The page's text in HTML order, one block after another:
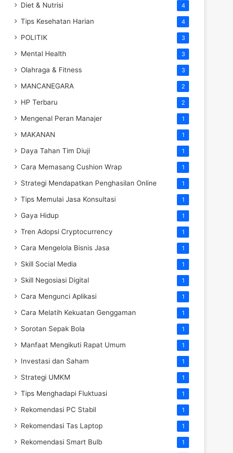
Diet & Nutrisi 4
Tips Kesehatan Harian 4
POLITIK 3
Mental Health 3
Olahraga & Fitness 3
MANCANEGARA 2
HP Terbaru 2
Mengenal Peran Manajer 1
MAKANAN 1
Daya Tahan Tim Diuji 1
Cara Memasang Cushion Wrap 1
Strategi Mendapatkan Penghasilan Online 1
Tips Memulai Jasa Konsultasi 1
Gaya Hidup 1
Tren Adopsi Cryptocurrency 1
Cara Mengelola Bisnis Jasa 1
Skill Social Media 1
Skill Negosiasi Digital 1
Cara Mengunci Aplikasi 1
Cara Melatih Kekuatan Genggaman 1
Sorotan Sepak Bola 1
Manfaat Mengikuti Rapat Umum 1
Investasi dan Saham 1
Strategi UMKM 1
Tips Menghadapi Fluktuasi 1
Rekomendasi PC Stabil 1
Rekomendasi Tas Laptop 1
Rekomendasi Smart Bulb 1